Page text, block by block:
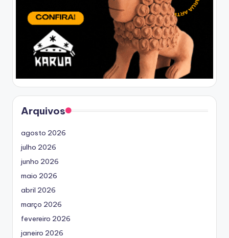
Arquivos
agosto 2026
julho 2026
junho 2026
maio 2026
abril 2026
março 2026
fevereiro 2026
janeiro 2026